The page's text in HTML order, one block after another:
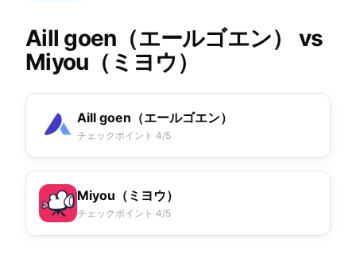
Aill goen（エールゴエン）
vs
Miyou（ミヨウ）
Aill goen（エールゴエン）
チェックポイント 4/5
Miyou（ミヨウ）
チェックポイント 4/5